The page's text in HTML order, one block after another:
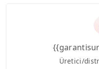
Üretici/